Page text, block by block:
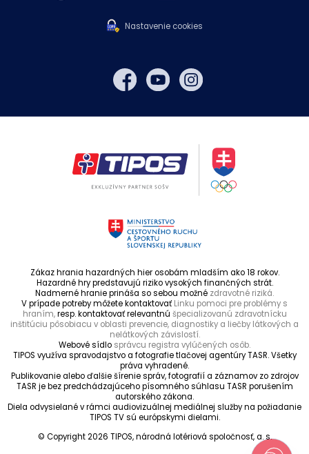
Nastavenie cookies
Zákaz hrania hazardných hier osobám mladším ako 18 rokov.
Hazardné hry predstavujú riziko vysokých finančných strát.
Nadmerné hranie prináša so sebou možné zdravotné riziká.
V prípade potreby môžete kontaktovaťLinku pomoci pre problémy s
hraním,resp. kontaktovať relevantnú špecializovanú zdravotnícku
inštitúciu pôsobiacu v oblasti prevencie, diagnostiky a liečby látkových a
nelátkových závislostí.
Webové sídlo správcu registra vylúčených osôb.
TIPOS využíva spravodajstvo a fotografie tlačovej agentúry TASR. Všetky
práva vyhradené.
Publikovanie alebo ďalšie šírenie správ, fotografií a záznamov zo zdrojov
TASR je bez predchádzajúceho písomného súhlasu TASR porušením
autorského zákona.
Diela odvysielané v rámci audiovizuálnej mediálnej služby na požiadanie
TIPOS TV sú európskymi dielami.
© Copyright 2026 TIPOS, národná lotériová spoločnosť, a. s.